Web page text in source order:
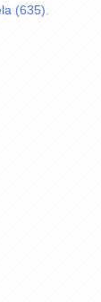
(635)